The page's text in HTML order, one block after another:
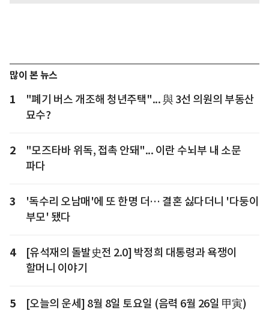
많이 본 뉴스
1
"폐기 버스 개조해 청년주택"... 與 3선 의원의 부동산
묘수?
2
"모즈타바 위독, 접촉 안돼"... 이란 수뇌부 내 소문
파다
3
'독수리 오남매'에 또 한명 더… 결혼 싫다더니 '다둥이
부모' 됐다
4
[유석재의 돌발史전 2.0] 박정희 대통령과 욕쟁이
할머니 이야기
5 [오늘의 운세] 8월 8일 토요일 (음력 6월 26일 甲寅)